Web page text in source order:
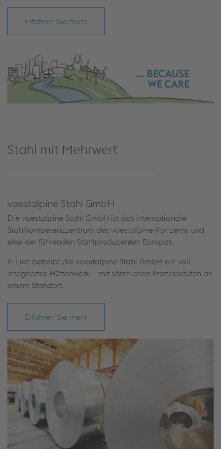
Erfahren Sie mehr
Stahl mit Mehrwert
voestalpine Stahl GmbH
Die voestalpine Stahl GmbH ist das internationale
Stahlkompetenzzentrum des voestalpine-Konzerns und
eine der führenden Stahlproduzenten Europas.
In Linz betreibt die voestalpine Stahl GmbH ein voll
integriertes Hüttenwerk – mit sämtlichen Prozessstufen an
einem Standort.
Erfahren Sie mehr